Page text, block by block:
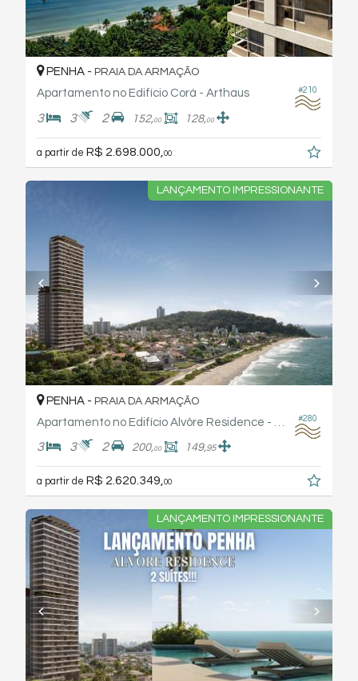
#210
PENHA - PRAIA DA ARMAÇÃO
Apartamento no Edifício Corá - Arthaus
3 3 2 152,00 128,00
a partir de R$ 2.698.000,00
LANÇAMENTO IMPRESSIONANTE
#280
PENHA - PRAIA DA ARMAÇÃO
3 3 2 200,00 149,95
a partir de R$ 2.620.349, 00
LANÇAMENTO IMPRESSIONANTE